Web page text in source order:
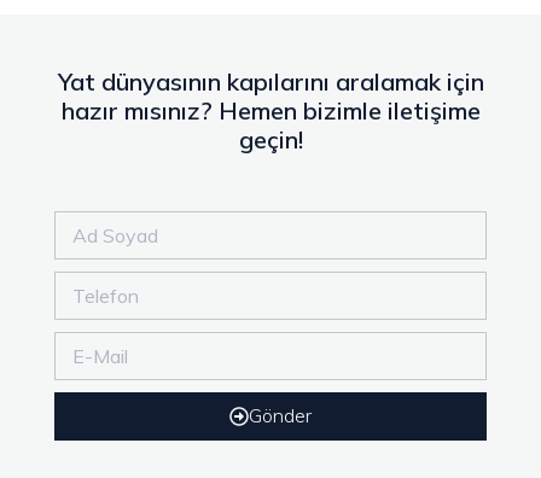
Yat dünyasının kapılarını aralamak için
hazır mısınız? Hemen bizimle iletişime
geçin!
Gönder